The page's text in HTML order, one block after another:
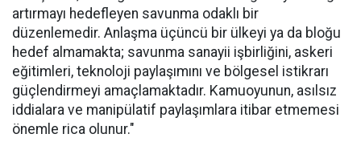
artırmayı hedefleyen savunma odaklı bir
düzenlemedir. Anlaşma üçüncü bir ülkeyi ya da bloğu
hedef almamakta; savunma sanayii işbirliğini, askeri
eğitimleri, teknoloji paylaşımını ve bölgesel istikrarı
güçlendirmeyi amaçlamaktadır. Kamuoyunun, asılsız
iddialara ve manipülatif paylaşımlara itibar etmemesi
önemle rica olunur."